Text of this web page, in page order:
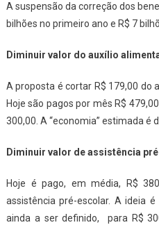
A suspensão da correção dos
bilhões no primeiro ano e R$ 7
Diminuir valor do auxílio
A proposta é cortar R$ 179,00 do
Hoje são pagos por mês R$
300,00. A “economia” estimada é
Diminuir valor de assistência
Hoje é pago, em média, R$
assistência pré-escolar. A ideia
ainda a ser definido, para R$